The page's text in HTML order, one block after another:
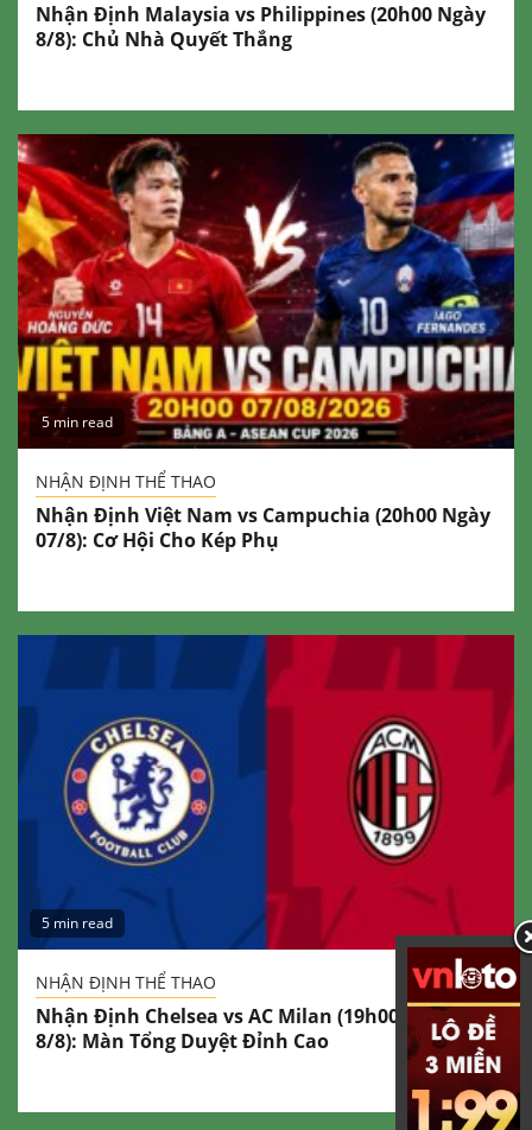
Nhận Định Malaysia vs Philippines (20h00 Ngày
8/8): Chủ Nhà Quyết Thắng
5 min read
NHẬN ĐỊNH THỂ THAO
Nhận Định Việt Nam vs Campuchia (20h00 Ngày
07/8): Cơ Hội Cho Kép Phụ
5 min read
NHẬN ĐỊNH THỂ THAO
Nhận Định Chelsea vs AC Milan (19h00 Ngày
8/8): Màn Tổng Duyệt Đỉnh Cao